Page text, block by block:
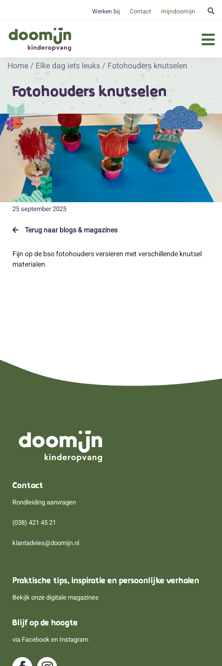
Werken bij Contact mijndoomijn
Home / Elke dag iets leuks / Fotohouders knutselen
Fotohouders knutselen
25 september 2025
Terug naar blogs & magazines
Fijn op de bso fotohouders versieren met verschillende knutsel
materialen.
Contact
Rondleiding aanvragen
(038) 421 45 21
klantadvies@doomijn.nl
Praktische tips, inspiratie en persoonlijke verhalen
Bekijk onze digitale magazines
Blijf op de hoogte
via Facebook en Instagram